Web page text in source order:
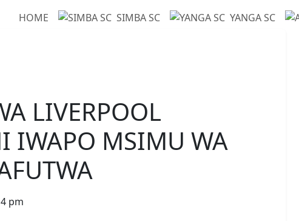
HOME SIMBA SC YANGA SC
LIVERPOOL
IWAPO MSIMU WA
pm